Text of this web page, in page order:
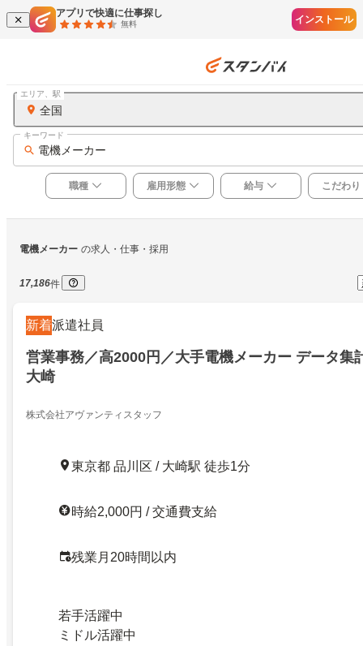
アプリで快適に仕事探し
無料 インストール
全国
エリア、駅
電機メーカー
キーワード
職種 雇用形態 給与 こだわり
電機メーカー の求人・仕事・採用
17,186件
新着派遣社員
営業事務／高2000円／大手電機メーカー データ集
大崎
株式会社アヴァンティスタッフ
東京都 品川区 / 大崎駅 徒歩1分
時給2,000円 / 交通費支給
残業月20時間以内
若手活躍中
ミドル活躍中